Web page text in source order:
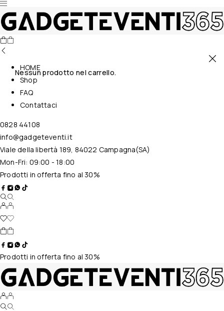
Nessun prodotto nel carrello.
HOME
Shop
FAQ
Contattaci
0828 44108
info@gadgeteventi.it
Viale della libertà 189, 84022 Campagna(SA)
Mon-Fri: 09:00 - 18:00
Prodotti in offerta fino al 30%
Prodotti in offerta fino al 30%